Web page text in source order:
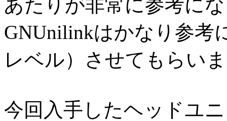
あたりが非常に参考に
GNUnilinkはかなり参考
レベル）させてもらい
今回入手したヘッドユ